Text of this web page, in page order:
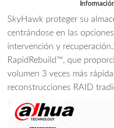
256MB
cantidad
SkyHawk proteger su
centrándose en las
intervención y
RapidRebuild™, que
volumen 3 veces más
reconstrucciones RAID